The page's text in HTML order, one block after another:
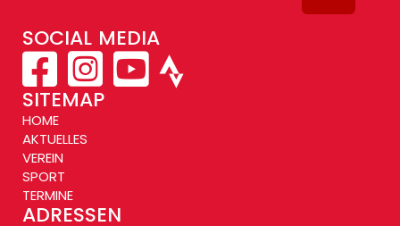
SOCIAL MEDIA
SITEMAP
HOME
AKTUELLES
VEREIN
SPORT
TERMINE
ADRESSEN